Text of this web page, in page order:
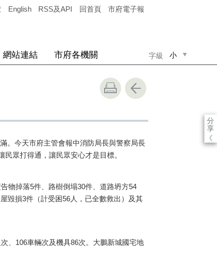
English RSS及API 回首頁 市府電子報
字級 小
網站連結 市府各機關
分
享
《
今天市府主管會報中消防局長與警察局長
眾打得通，讓民眾安心才是目標。
掉落5件、路樹倒塌30件、道路坍方54
毀損3件（計受困56人，已全數救出）及其
106車輛次及機具86次。大鵬新城國宅地